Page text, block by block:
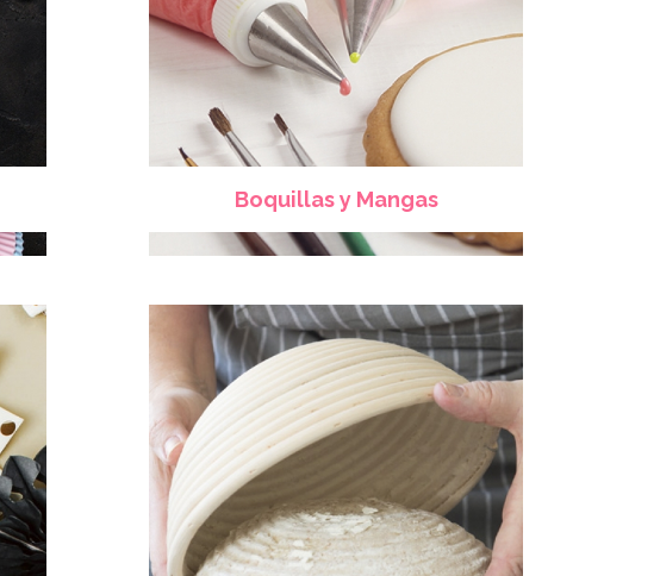
Boquillas y Mangas